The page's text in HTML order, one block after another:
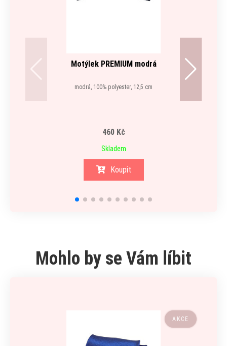
Motýlek PREMIUM modrá
modrá, 100% polyester, 12,5 cm
460 Kč
Skladem
Koupit
Mohlo by se Vám líbit
AKCE